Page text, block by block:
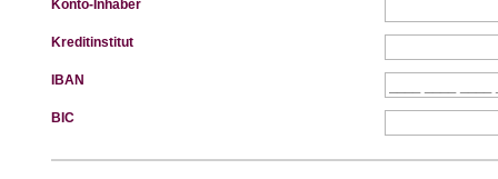
Konto-Inhaber
Kreditinstitut
IBAN
BIC